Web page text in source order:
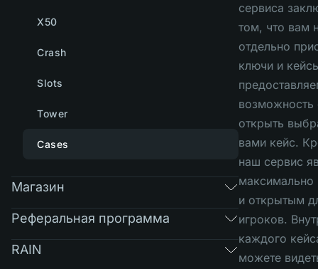
X50
Crash
Slots
Tower
Cases
Магазин
Реферальная программа
RAIN
сервиса
том, что вам
отдельно
ключи и
возможность
открыть
вами кейс.
наш сервис
максимально
и открытым
игроков.
каждого
можете